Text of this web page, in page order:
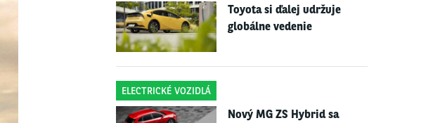
Toyota si ďalej udržuje
globálne vedenie
ELECTRICKÉ VOZIDLÁ
Nový MG ZS Hybrid sa